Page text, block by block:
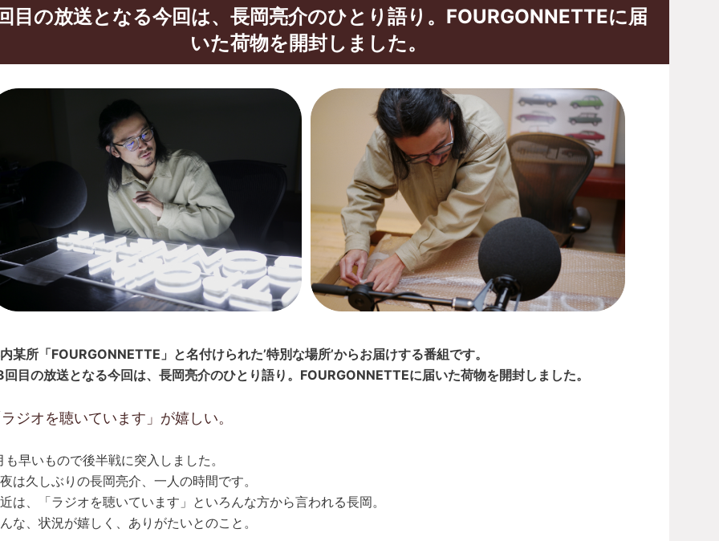
目の放送となる今回は、長岡亮介のひとり語り。FOURGONNETTEに届
いた荷物を開封しました。
某所「FOURGONNETTE」と名付けられた’特別な場所’からお届けする番組です。
目の放送となる今回は、長岡亮介のひとり語り。FOURGONNETTEに届いた荷物を開封しました。
ジオを聴いています」が嬉しい。
も早いもので後半戦に突入しました。
は久しぶりの長岡亮介、一人の時間です。
は、「ラジオを聴いています」といろんな方から言われる長岡。
な、状況が嬉しく、ありがたいとのこと。